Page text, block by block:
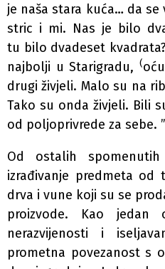
je naša stara kuća… da
stric i mi. Nas je bilo
tu bilo dvadeset
najbolji u Starigradu, (
drugi živjeli. Malo su na
Tako su onda živjeli. Bili
od poljoprivrede za sebe.
Od ostalih
izrađivanje predmeta od
drva i vune koji su se
proizvode. Kao jedan
nerazvijenosti i
prometna povezanost s